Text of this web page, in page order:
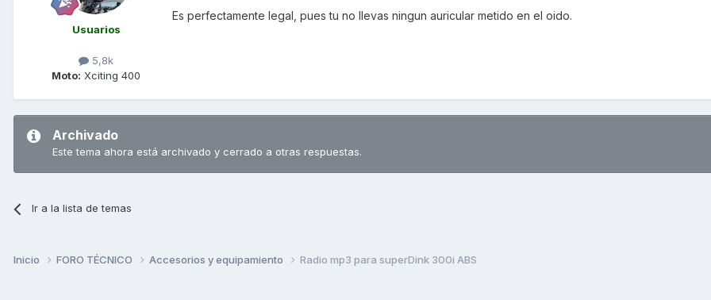
Usuarios
5,8k
Moto: Xciting 400
Es perfectamente legal, pues tu no llevas ningun auricular metido en el oido.
Archivado
Este tema ahora está archivado y cerrado a otras respuestas.
Ir a la lista de temas
Inicio FORO TÉCNICO Accesorios y equipamiento Radio mp3 para superDink 300i ABS